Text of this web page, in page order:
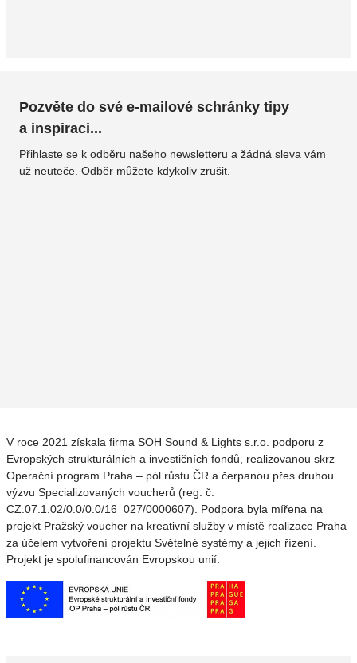
Pozvěte do své e-mailové schránky tipy
a inspiraci...
Přihlaste se k odběru našeho newsletteru a žádná sleva vám
už neuteče. Odběr můžete kdykoliv zrušit.
V roce 2021 získala firma SOH Sound & Lights s.r.o. podporu z
Evropských strukturálních a investičních fondů, realizovanou skrz
Operační program Praha – pól růstu ČR a čerpanou přes druhou
výzvu Specializovaných voucherů (reg. č.
CZ.07.1.02/0.0/0.0/16_027/0000607). Podpora byla mířena na
projekt Pražský voucher na kreativní služby v místě realizace Praha
za účelem vytvoření projektu Světelné systémy a jejich řízení.
Projekt je spolufinancován Evropskou unií.